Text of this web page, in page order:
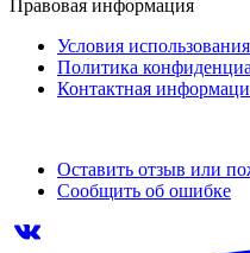
Правовая информация
Условия
Политика
Контактная
Оставить отзыв или
Сообщить об ошибке